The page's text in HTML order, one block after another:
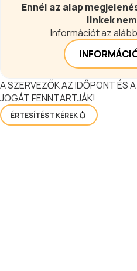
Ennél az alap
linkek
Információt az
A SZERVEZŐK AZ IDŐPONT ÉS
JOGÁT FENNTARTJÁK!
ÉRTESÍTÉST KÉREK